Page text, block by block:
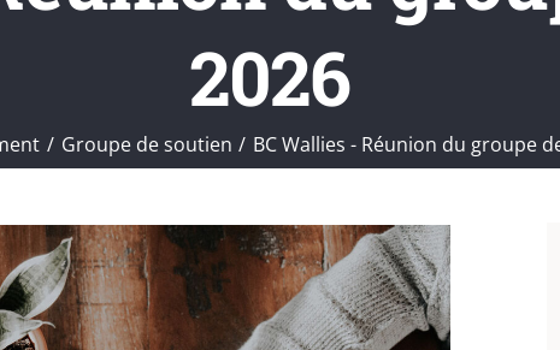
2026
Groupe de soutien BC Wallies - Réunion du groupe